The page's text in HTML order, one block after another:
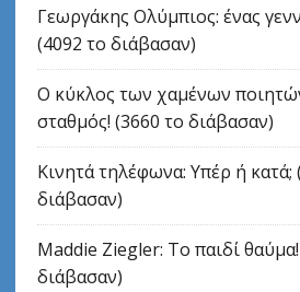
Γεωργάκης Ολύμπιος: ένας
(4092 το διάβασαν)
Ο κύκλος των χαμένων
σταθμός! (3660 το διάβασαν)
Κινητά τηλέφωνα: Υπέρ ή κατά;
διάβασαν)
Maddie Ziegler: Το παιδί
διάβασαν)